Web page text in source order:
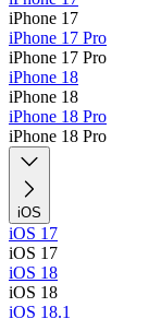
iPhone 17
iPhone 17 Pro
iPhone 17 Pro
iPhone 18
iPhone 18
iPhone 18 Pro
iPhone 18 Pro
iOS
iOS 17
iOS 17
iOS 18
iOS 18
iOS 18.1